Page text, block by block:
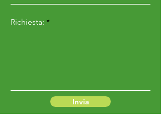
Richiesta:
Invia